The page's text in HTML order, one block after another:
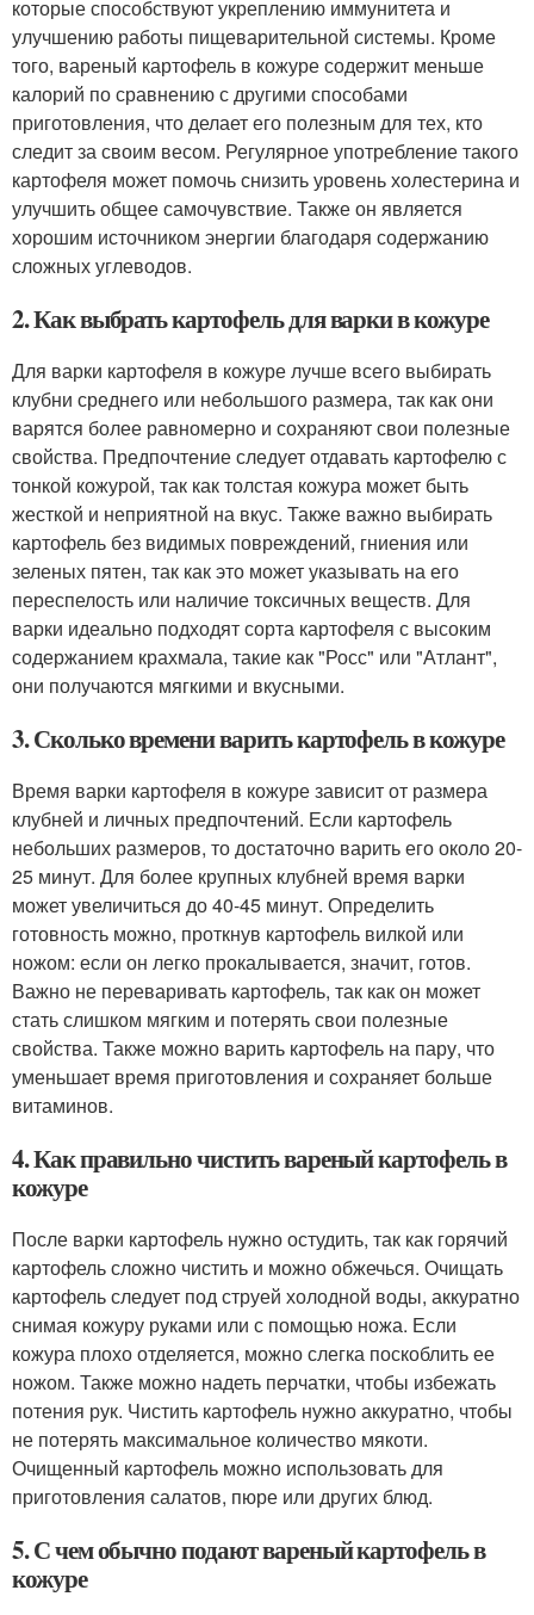
которые способствуют укреплению иммунитета и
улучшению работы пищеварительной системы. Кроме
того, вареный картофель в кожуре содержит меньше
калорий по сравнению с другими способами
приготовления, что делает его полезным для тех, кто
следит за своим весом. Регулярное употребление такого
картофеля может помочь снизить уровень холестерина и
улучшить общее самочувствие. Также он является
хорошим источником энергии благодаря содержанию
сложных углеводов.
2. Как выбрать картофель для варки в кожуре
Для варки картофеля в кожуре лучше всего выбирать
клубни среднего или небольшого размера, так как они
варятся более равномерно и сохраняют свои полезные
свойства. Предпочтение следует отдавать картофелю с
тонкой кожурой, так как толстая кожура может быть
жесткой и неприятной на вкус. Также важно выбирать
картофель без видимых повреждений, гниения или
зеленых пятен, так как это может указывать на его
переспелость или наличие токсичных веществ. Для
варки идеально подходят сорта картофеля с высоким
содержанием крахмала, такие как "Росс" или "Атлант",
они получаются мягкими и вкусными.
3. Сколько времени варить картофель в кожуре
Время варки картофеля в кожуре зависит от размера
клубней и личных предпочтений. Если картофель
небольших размеров, то достаточно варить его около 20-
25 минут. Для более крупных клубней время варки
может увеличиться до 40-45 минут. Определить
готовность можно, проткнув картофель вилкой или
ножом: если он легко прокалывается, значит, готов.
Важно не переваривать картофель, так как он может
стать слишком мягким и потерять свои полезные
свойства. Также можно варить картофель на пару, что
уменьшает время приготовления и сохраняет больше
витаминов.
4. Как правильно чистить вареный картофель в
кожуре
После варки картофель нужно остудить, так как горячий
картофель сложно чистить и можно обжечься. Очищать
картофель следует под струей холодной воды, аккуратно
снимая кожуру руками или с помощью ножа. Если
кожура плохо отделяется, можно слегка поскоблить ее
ножом. Также можно надеть перчатки, чтобы избежать
потения рук. Чистить картофель нужно аккуратно, чтобы
не потерять максимальное количество мякоти.
Очищенный картофель можно использовать для
приготовления салатов, пюре или других блюд.
5. С чем обычно подают вареный картофель в
кожуре